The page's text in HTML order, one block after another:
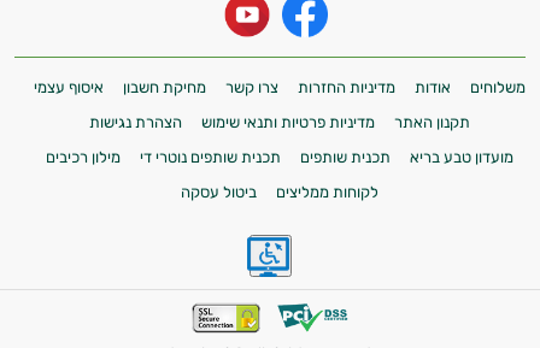
משלוחים אודות מדיניות החזרות צרו קשר מחיקת חשבון
איסוף עצמי
תקנון האתר
מדיניות פרטיות ותנאי שימוש
הצהרת נגישות
מועדון טבע בריא
תכנית שותפים תכנית שותפים נוטרי די
מילון רכיבים
לקוחות ממליצים
ביטול עסקה